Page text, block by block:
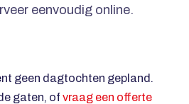
eenvoudig online.
geen dagtochten gepland.
gaten, of vraag een offerte